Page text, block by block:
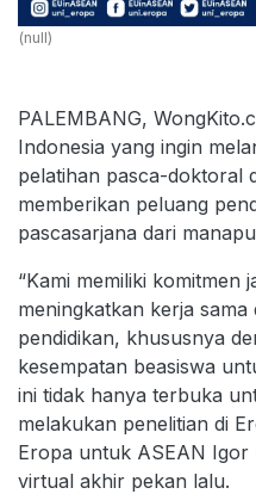
(null)
PALEMBANG,
Indonesia yang ingin
pelatihan pasca-doktoral
memberikan peluang
pascasarjana dari
“Kami memiliki komitmen
meningkatkan kerja
pendidikan, khususnya
kesempatan beasiswa
ini tidak hanya terbuka
melakukan penelitian di
Eropa untuk ASEAN Igor
virtual akhir pekan lalu.